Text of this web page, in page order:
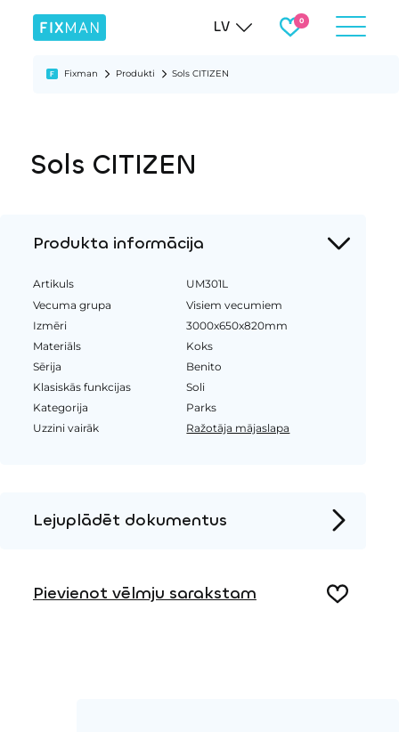
LV
Fixman Produkti Sols CITIZEN
Sols CITIZEN
Produkta informācija
Artikuls
UM301L
Vecuma grupa
Visiem vecumiem
Izmēri
3000x650x820mm
Materiāls
Koks
Sērija
Benito
Klasiskās funkcijas
Soli
Kategorija
Parks
Uzzini vairāk
Ražotāja mājaslapa
Lejuplādēt dokumentus
Pievienot vēlmju sarakstam